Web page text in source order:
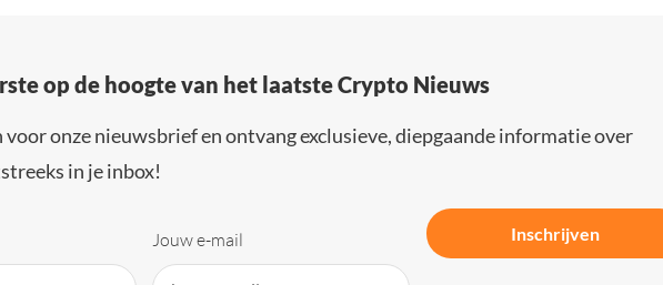
op de hoogte van het laatste Crypto Nieuws
voor onze nieuwsbrief en ontvang exclusieve, diepgaande informatie over
in je inbox!
Jouw e-mail Inschrijven